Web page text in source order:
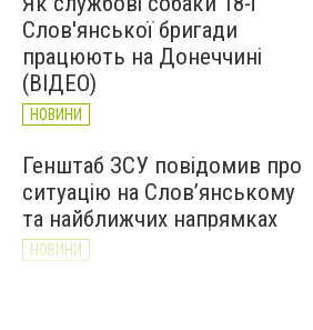
Слов'янської бригади
працюють на Донеччині
(ВІДЕО)
НОВИНИ
Генштаб ЗСУ повідомив про
ситуацію на Слов’янському
та найближчих напрямках
НОВИНИ